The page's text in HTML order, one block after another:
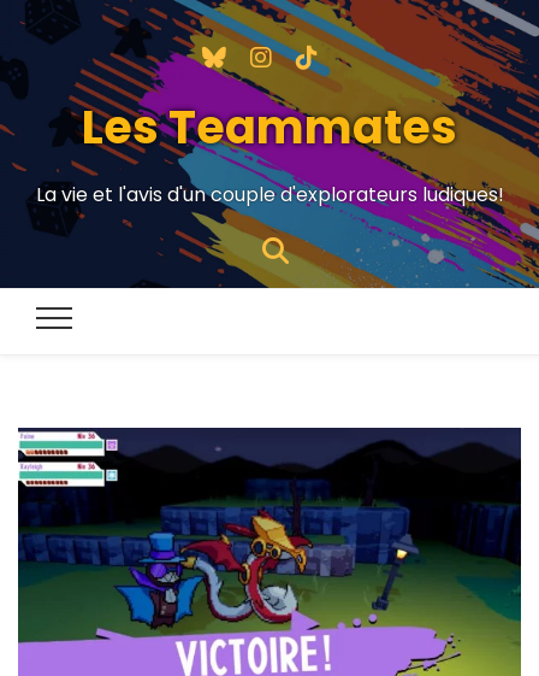
Les Teammates
La vie et l'avis d'un couple d'explorateurs ludiques!